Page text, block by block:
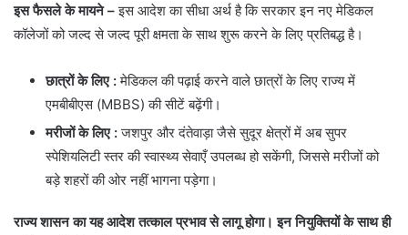
इस फैसले के मायने –इस आदेश का सीधा अर्थ है कि सरकार इन नए मेडिकल
कॉलेजों को जल्द से जल्द पूरी क्षमता के साथ शुरू करने के लिए प्रतिबद्ध है।
छात्रों के लिए :मेडिकल की पढ़ाई करने वाले छात्रों के लिए राज्य में
एमबीबीएस (MBBS) की सीटें बढ़ेंगी।
मरीजों के लिए :जशपुर और दंतेवाड़ा जैसे सुदूर क्षेत्रों में अब सुपर
स्पेशियलिटी स्तर की स्वास्थ्य सेवाएँ उपलब्ध हो सकेंगी, जिससे मरीजों को
बड़े शहरों की ओर नहीं भागना पड़ेगा।
राज्य शासन का यह आदेश तत्काल प्रभाव से लागू होगा। इन नियुक्तियों के साथ ही